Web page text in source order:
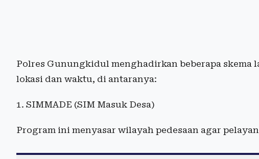
Polres Gunungkidul menghadirkan beberapa skema
lokasi dan waktu, di antaranya:
1. SIMMADE (SIM Masuk Desa)
Program ini menyasar wilayah pedesaan agar